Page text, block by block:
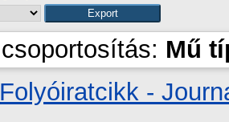
csoportosítás: Mű
Folyóiratcikk -